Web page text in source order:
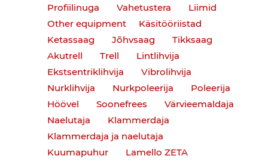
Profiilinuga
Vahetustera
Liimid
Other equipment
Käsitööriistad
Ketassaag
Jõhvsaag
Tikksaag
Akutrell
Trell
Lintlihvija
Ekstsentriklihvija
Vibrolihvija
Nurklihvija
Nurkpoleerija
Poleerija
Höövel
Soonefrees
Värvieemaldaja
Naelutaja
Klammerdaja
Klammerdaja ja naelutaja
Kuumapuhur
Lamello ZETA